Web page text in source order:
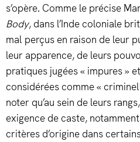
s’opère. Comme le précise
Body, dans l’Inde coloniale
mal perçus en raison de leur
leur apparence, de leurs
pratiques jugées « impures »
considérées comme «
noter qu’au sein de leurs
exigence de caste,
critères d’origine dans